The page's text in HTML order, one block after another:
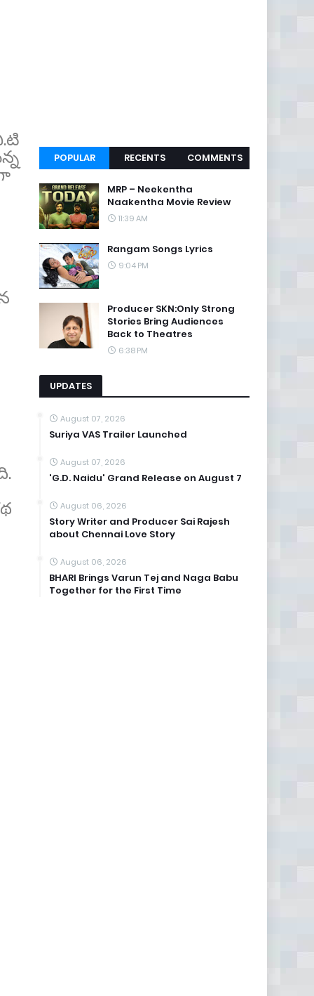
POPULAR RECENTS COMMENTS
MRP – Neekentha
Naakentha Movie Review
11:39 AM
Rangam Songs Lyrics
9:04 PM
Producer SKN:Only Strong
Stories Bring Audiences
Back to Theatres
6:38 PM
UPDATES
August 07, 2026
Suriya VAS Trailer Launched
August 07, 2026
'G.D. Naidu' Grand Release on August 7
August 06, 2026
Story Writer and Producer Sai Rajesh
about Chennai Love Story
August 06, 2026
BHARI Brings Varun Tej and Naga Babu
Together for the First Time